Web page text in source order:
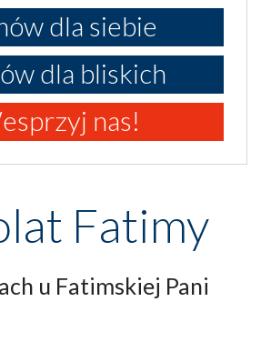
dla siebie
dla bliskich
nas!
Fatimy
u Fatimskiej Pani